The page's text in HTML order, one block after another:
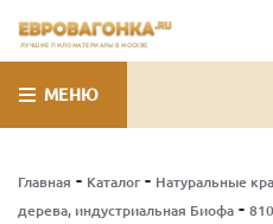
ЛУЧШИЕ ПИЛОМАТЕРИАЛЫ В МОСКВЕ
МЕНЮ
Главная - Каталог - Натуральные
дерева, индустриальная Биофа -